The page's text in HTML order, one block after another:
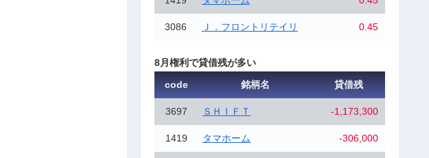
3086 Ｊ．フロントリテイリ 0.45
8月権利で貸借残が多い
code
銘柄名 貸借残
3697 ＳＨＩＦＴ -1,173,300
1419 タマホーム -306,000